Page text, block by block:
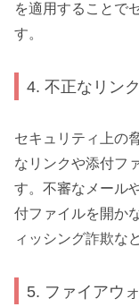
を適用することで
す。
4. 不正なリン
セキュリティ上の
なリンクや添付フ
す。不審なメール
付ファイルを開か
ィッシング詐欺な
5. ファイアウ